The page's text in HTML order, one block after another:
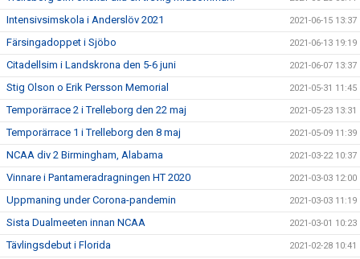
Intensivsimskola i Anderslöv 2021 2021-06-15 13:37
Färsingadoppet i Sjöbo 2021-06-13 19:19
Citadellsim i Landskrona den 5-6 juni 2021-06-07 13:37
Stig Olson o Erik Persson Memorial 2021-05-31 11:45
Temporärrace 2 i Trelleborg den 22 maj 2021-05-23 13:31
Temporärrace 1 i Trelleborg den 8 maj 2021-05-09 11:39
NCAA div 2 Birmingham, Alabama 2021-03-22 10:37
Vinnare i Pantameradragningen HT 2020 2021-03-03 12:00
Uppmaning under Corona-pandemin 2021-03-03 11:19
Sista Dualmeeten innan NCAA 2021-03-01 10:23
Tävlingsdebut i Florida 2021-02-28 10:41